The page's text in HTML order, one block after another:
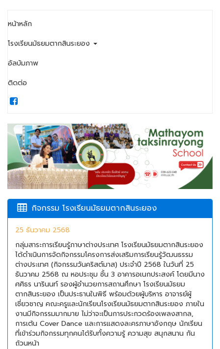
หน้าหลัก
โรงเรียนมัธยมตากสินระยอง
อัลบัมภาพ
ติดต่อ
กิจกรรม โรงเรียนมัธยมตากสินระยอง
25 ธันวาคม 2568
กลุ่มสาระการเรียนรู้ภาษาต่างประเทศ โรงเรียนมัธยมตากสินระยอง
ได้ดำเนินการจัดกิจกรรมโครงการส่งเสริมการเรียนรู้วัฒนธรรม
ต่างประเทศ (กิจกรรมวันคริสต์มาส) ประจำปี 2568 ในวันที่ 25
ธันวาคม 2568 ณ หอประชุม ชั้น 3 อาคารอเนกประสงค์ โดยมีนาง
ศศิธร นารินนท์ รองผู้อำนวยการสถานศึกษา โรงเรียนมัธยม
ตากสินระยอง เป็นประธานในพิธี พร้อมด้วยผู้บริหาร อาจารย์ผู้
เชี่ยวชาญ คณะครูและนักเรียนโรงเรียนมัธยมตากสินระยอง ภายใน
งานมีกิจกรรมมากมาย ไม่ว่าจะเป็นการประกวดร้องเพลงสากล,
การเต้น Cover Dance และการแสดงละครภาษาอังกฤษ นักเรียน
ที่เข้าร่วมกิจกรรมทุกคนได้รับทั้งความรู้ ความสุข สนุกสนาน กัน
ถ้วนหน้า